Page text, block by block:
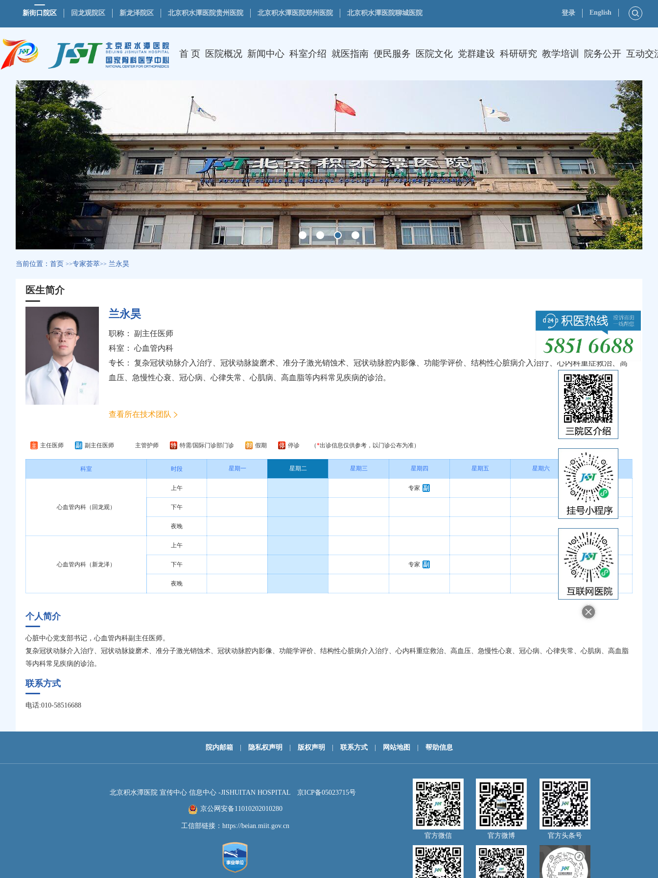
新街口院区 回龙观院区 新龙泽院区 北京积水潭医院贵州医院 北京积水潭医院郑州医院 北京积水潭医院聊城医院 登录 English
首 页 医院概况 新闻中心 科室介绍 就医指南 便民服务 医院文化 党群建设 科研研究 教学培训 院务公开 互动交
当前位置： 首页 >>专家荟萃>> 兰永昊
医生简介
兰永昊
职称： 副主任医师
科室： 心血管内科
专长： 复杂冠状动脉介入治疗、冠状动脉旋磨术、准分子激光销蚀术、冠状动脉腔内影像、功能学评价、结构性心脏病介入治疗、心内科重症救治、高
血压、急慢性心衰、冠心病、心律失常、心肌病、高血脂等内科常见疾病的诊治。
查看所在技术团队
主任医师 副主任医师 主管护师 特需/国际门诊部门诊 假期 停诊 （*出诊信息仅供参考，以门诊公布为准）
科室 时段 星期一 星期二 星期三 星期四 星期五 星期六 星期日
心血管内科（回龙观）
上午 专家
下午
夜晚
心血管内科（新龙泽）
上午
下午 专家
夜晚
个人简介
心脏中心党支部书记，心血管内科副主任医师。
复杂冠状动脉介入治疗、冠状动脉旋磨术、准分子激光销蚀术、冠状动脉腔内影像、功能学评价、结构性心脏病介入治疗、心内科重症救治、高血压、急慢性心衰、冠心病、心律失常、心肌病、高血脂
等内科常见疾病的诊治。
联系方式
电话:010-58516688
院内邮箱 隐私权声明 版权声明 联系方式 网站地图 帮助信息
北京积水潭医院 宣传中心 信息中心 -JISHUITAN HOSPITAL 京ICP备05023715号
京公网安备11010202010280
工信部链接： https://beian.miit.gov.cn
官方微信
官方微博 官方头条号